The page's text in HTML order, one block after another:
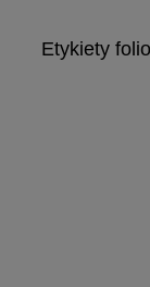
Etykiety